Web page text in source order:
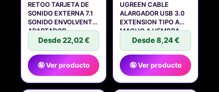
RETOO TARJETA DE
SONIDO EXTERNA 7.1
SONIDO ENVOLVENTE,
ADAPTADOR
Desde 22,02 €
🤪 Ver producto
UGREEN CABLE
ALARGADOR USB 3.0
EXTENSION TIPO A
MACHO A HEMBRA
Desde 8,24 €
🤪 Ver producto